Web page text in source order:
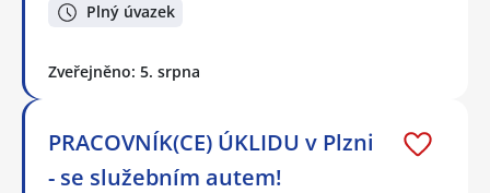
Plný úvazek
Zveřejněno: 5. srpna
PRACOVNÍK(CE) ÚKLIDU v Plzni
- se služebním autem!